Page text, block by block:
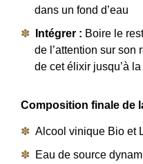
dans un fond d’eau
Intégrer : Boire le
de l’attention sur son
de cet élixir jusqu’à
Composition finale de
Alcool vinique Bio et
Eau de source